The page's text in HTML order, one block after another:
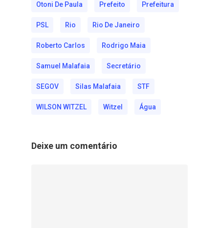
Otoni De Paula Prefeito Prefeitura
PSL Rio Rio De Janeiro
Roberto Carlos Rodrigo Maia
Samuel Malafaia Secretário
SEGOV Silas Malafaia STF
WILSON WITZEL Witzel Água
Deixe um comentário